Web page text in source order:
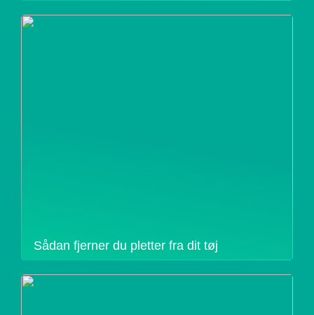
Sådan fjerner du pletter fra dit tøj